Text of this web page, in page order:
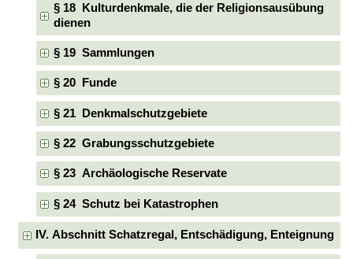
§ 18 Kulturdenkmale, die der Religionsausübung
dienen
§ 19 Sammlungen
§ 20 Funde
§ 21 Denkmalschutzgebiete
§ 22 Grabungsschutzgebiete
§ 23 Archäologische Reservate
§ 24 Schutz bei Katastrophen
IV. Abschnitt Schatzregal, Entschädigung, Enteignung